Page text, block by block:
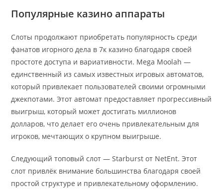
Популярные казино аппараты
Слоты продолжают приобретать популярность среди
фанатов игорного дела в 7к казино благодаря своей
простоте доступа и вариативности. Mega Moolah —
единственный из самых известных игровых автоматов,
который привлекает пользователей своими огромными
джекпотами. Этот автомат предоставляет прогрессивный
выигрыш, который может достигать миллионов
долларов, что делает его очень привлекательным для
игроков, мечтающих о крупном выигрыше.
Следующий топовый слот — Starburst от NetEnt. Этот
слот привлёк внимание большинства благодаря своей
простой структуре и привлекательному оформлению.